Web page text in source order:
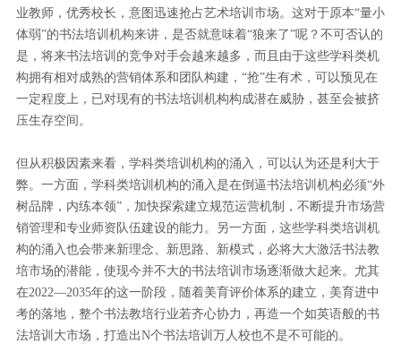
业教师，优秀校长，意图迅速抢占艺术培训市场。这对于原本“量小
体弱”的书法培训机构来讲，是否就意味着“狼来了”呢？不可否认的
是，将来书法培训的竞争对手会越来越多，而且由于这些学科类机
构拥有相对成熟的营销体系和团队构建，“抢”生有术，可以预见在
一定程度上，已对现有的书法培训机构构成潜在威胁，甚至会被挤
压生存空间。
但从积极因素来看，学科类培训机构的涌入，可以认为还是利大于
弊。一方面，学科类培训机构的涌入是在倒逼书法培训机构必须“外
树品牌，内练本领”，加快探索建立规范运营机制，不断提升市场营
销管理和专业师资队伍建设的能力。另一方面，这些学科类培训机
构的涌入也会带来新理念、新思路、新模式，必将大大激活书法教
培市场的潜能，使现今并不大的书法培训市场逐渐做大起来。尤其
在2022—2035年的这一阶段，随着美育评价体系的建立，美育进中
考的落地，整个书法教培行业若齐心协力，再造一个如英语般的书
法培训大市场，打造出N个书法培训万人校也不是不可能的。